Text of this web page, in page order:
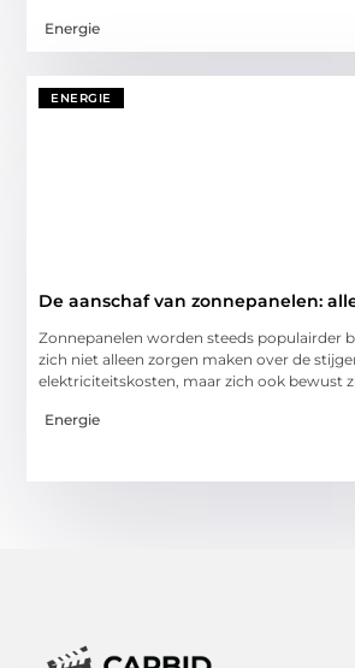
Energie
ENERGIE
De aanschaf van zonnepanelen:
Zonnepanelen worden steeds populairder
zich niet alleen zorgen maken over de
elektriciteitskosten, maar zich ook bewust
Energie